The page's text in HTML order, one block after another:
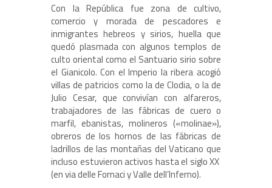
Con la República fue zona de cultivo,
comercio y morada de pescadores e
inmigrantes hebreos y sirios, huella que
quedó plasmada con algunos templos de
culto oriental como el Santuario sirio sobre
el Gianicolo. Con el Imperio la ribera acogió
villas de patricios como la de Clodia, o la de
Julio Cesar, que convivían con alfareros,
trabajadores de las fábricas de cuero o
marfil, ebanistas, molineros («molinae»),
obreros de los hornos de las fábricas de
ladrillos de las montañas del Vaticano que
incluso estuvieron activos hasta el siglo XX
(en via delle Fornaci y Valle dell’Inferno).